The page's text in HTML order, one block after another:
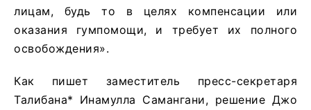
лицам, будь то в целях компенсации или
оказания гумпомощи, и требует их полного
освобождения».
Как пишет заместитель пресс-секретаря
Талибана* Инамулла Самангани, решение Джо